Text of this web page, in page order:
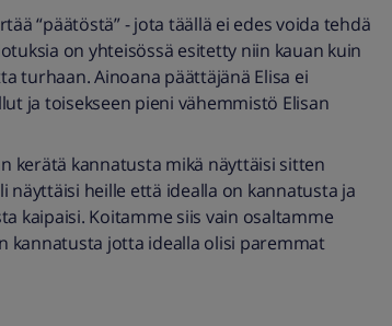
“päätöstä” - jota täällä ei edes voida tehdä
on yhteisössä esitetty niin kauan kuin
turhaan. Ainoana päättäjänä Elisa ei
ja toisekseen pieni vähemmistö Elisan
kerätä kannatusta mikä näyttäisi sitten
näyttäisi heille että idealla on kannatusta ja
kaipaisi. Koitamme siis vain osaltamme
kannatusta jotta idealla olisi paremmat